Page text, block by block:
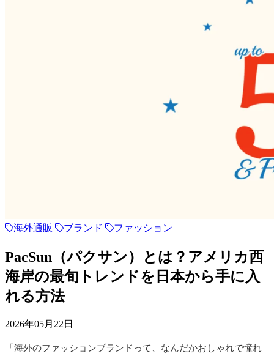
海外通販 ブランド ファッション
PacSun（パクサン）とは？アメリカ西
海岸の最旬トレンドを日本から手に入
れる方法
2026年05月22日
「海外のファッションブランドって、なんだかおしゃれで憧れ